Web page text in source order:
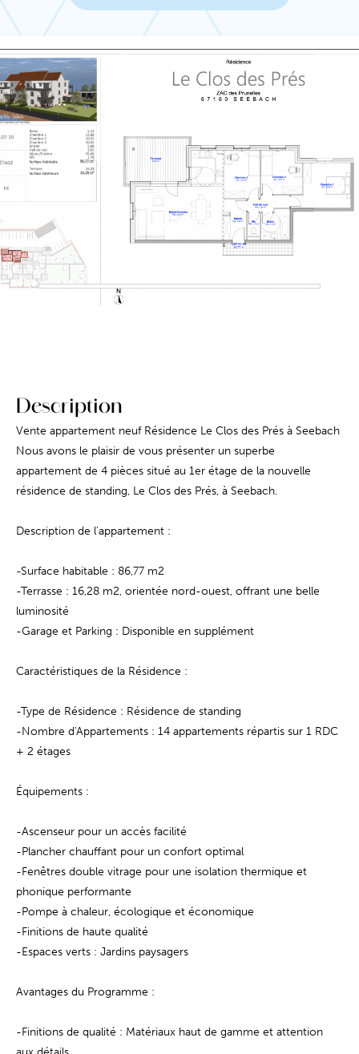
Description
Vente appartement neuf Résidence Le Clos des Prés à Seebach
Nous avons le plaisir de vous présenter un superbe
appartement de 4 pièces situé au 1er étage de la nouvelle
résidence de standing, Le Clos des Prés, à Seebach.
Description de l'appartement :
-Surface habitable : 86,77 m2
-Terrasse : 16,28 m2, orientée nord-ouest, offrant une belle
luminosité
-Garage et Parking : Disponible en supplément
Caractéristiques de la Résidence :
-Type de Résidence : Résidence de standing
-Nombre d'Appartements : 14 appartements répartis sur 1 RDC
+ 2 étages
Équipements :
-Ascenseur pour un accès facilité
-Plancher chauffant pour un confort optimal
-Fenêtres double vitrage pour une isolation thermique et
phonique performante
-Pompe à chaleur, écologique et économique
-Finitions de haute qualité
-Espaces verts : Jardins paysagers
Avantages du Programme :
-Finitions de qualité : Matériaux haut de gamme et attention